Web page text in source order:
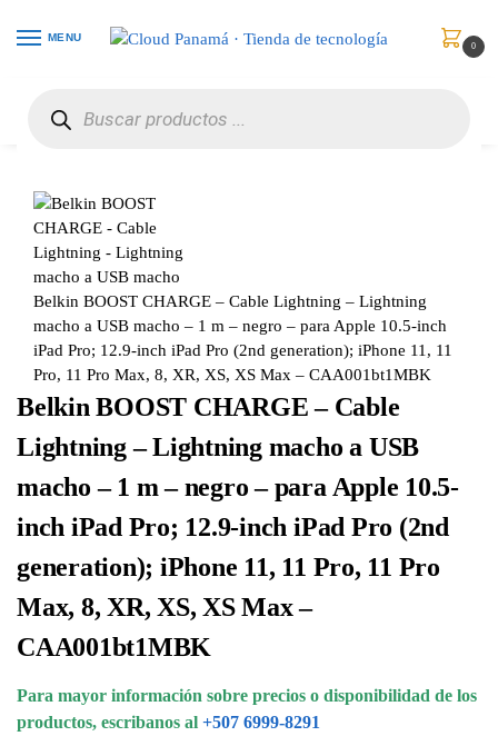
MENU
0
Belkin BOOST CHARGE – Cable Lightning – Lightning
macho a USB macho – 1 m – negro – para Apple 10.5-inch
iPad Pro; 12.9-inch iPad Pro (2nd generation); iPhone 11, 11
Pro, 11 Pro Max, 8, XR, XS, XS Max – CAA001bt1MBK
Belkin BOOST CHARGE – Cable
Lightning – Lightning macho a USB
macho – 1 m – negro – para Apple 10.5-
inch iPad Pro; 12.9-inch iPad Pro (2nd
generation); iPhone 11, 11 Pro, 11 Pro
Max, 8, XR, XS, XS Max –
CAA001bt1MBK
Para mayor información sobre precios o disponibilidad de los
productos, escribanos al +507 6999-8291